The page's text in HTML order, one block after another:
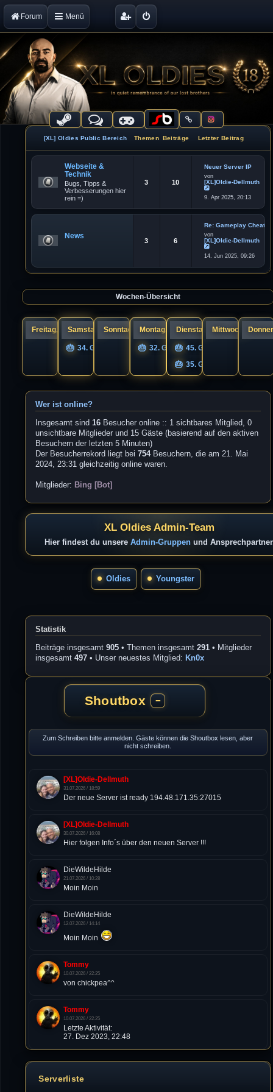
Forum Menü
[XL] Oldies Public Bereich Themen Beiträge Letzter Beitrag
Webseite &
Technik
Bugs, Tipps &
Verbesserungen hier
rein =)
3 10
Neuer Server IP
von
[XL]Oldie-Dellmuth
N
e
e
t
r
B
e
i
r
a
9. Apr 2025, 20:13
News
3 6
Re: Gameplay Cheater
von
[XL]Oldie-Dellmuth
N
e
e
t
g
14. Jun 2025, 09:26
Wochen-Übersicht
Freitag, 07.Samstag, 08.
34. Geburtstag nigel
Sonntag, 09.Montag, 10.
32. Geburtstag UNIQS
Dienstag, 11.
45. Geburtstag Guandi
35. Geburtstag s1cK.
Mittwoch, 12.
Wer ist online?
Insgesamt sind16 Besucher online :: 1 sichtbares Mitglied, 0
unsichtbare Mitglieder und 15 Gäste (basierend auf den aktiven
Besuchern der letzten 5 Minuten)
Der Besucherrekord liegt bei754Besuchern, die am 21. Mai
2024, 23:31 gleichzeitig online waren.
Mitglieder: Bing [Bot]
XL Oldies Admin-Team
Hier findest du unsere Admin-Gruppenund
Oldies Youngster
Statistik
Beiträge insgesamt905 • Themen insgesamt291 • Mitglieder
insgesamt497 • Unser neuestes Mitglied: Kn0x
Shoutbox −
Zum Schreiben bitte anmelden. Gäste können die Shoutbox lesen, aber
nicht schreiben.
[XL]Oldie-Dellmuth
31.07.2026 / 18:59
Der neue Server ist ready 194.48.171.35:27015
[XL]Oldie-Dellmuth
30.07.2026 / 16:08
Hier folgen Info´s über den neuen Server !!!
DieWildeHilde
21.07.2026 / 10:28
Moin Moin
DieWildeHilde
12.07.2026 / 14:14
Moin Moin
Tommy
10.07.2026 / 22:25
von chickpea^^
Tommy
10.07.2026 / 22:25
Letzte Aktivität:
27. Dez 2023, 22:48
DieWildeHilde
Serverliste